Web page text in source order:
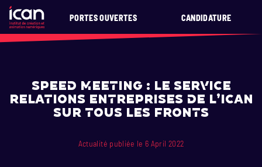
PORTES OUVERTES CANDIDATURE
Speed Meeting : le service
Relations Entreprises de l’ICAN
sur tous les fronts
Actualité publiée le 6 April 2022